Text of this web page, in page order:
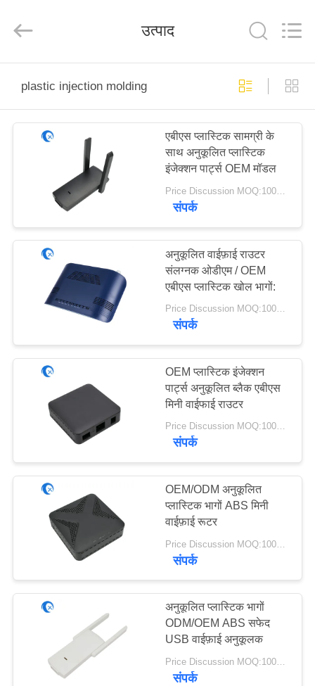
उत्पादों
कारखाना
नियंत्रण
समाचार
साइटमैप
PRIVACY
POLICY
Reserved.
उत्पाद
plastic injection molding
एबीएस प्लास्टिक सामग्री के
साथ अनुकूलित प्लास्टिक
इंजेक्शन पार्ट्स OEM मॉडल
Price Discussion MOQ:1000pcs
संपर्क
अनुकूलित वाईफ़ाई राउटर
संलग्नक ओडीएम / OEM
एबीएस प्लास्टिक खोल भागों:
Price Discussion MOQ:1000pcs
संपर्क
OEM प्लास्टिक इंजेक्शन
पार्ट्स अनुकूलित ब्लैक एबीएस
मिनी वाईफाई राउटर
Price Discussion MOQ:1000pcs
संपर्क
OEM/ODM अनुकूलित
प्लास्टिक भागों ABS मिनी
वाईफ़ाई रूटर
संपर्क
अनुकूलित प्लास्टिक भागों
ODM/OEM ABS सफेद
USB वाईफ़ाई अनुकूलक
Price Discussion MOQ:1000pcs
संपर्क